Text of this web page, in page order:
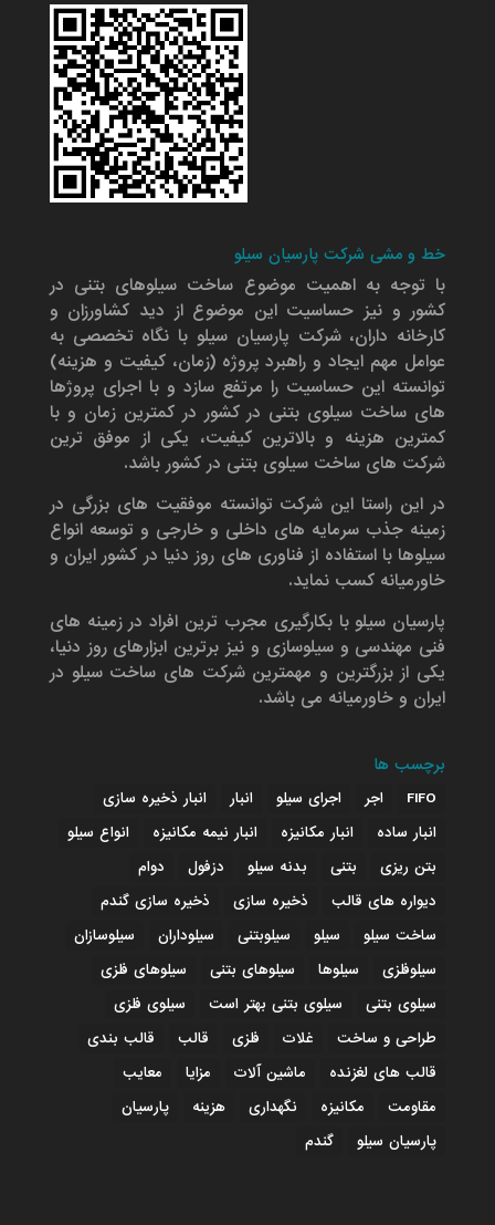
خط و مشی شرکت پارسیان سیلو
با توجه به اهمیت موضوع ساخت سیلوهای بتنی در
کشور و نیز حساسیت این موضوع از دید کشاورزان و
کارخانه داران، شرکت پارسیان سیلو با نگاه تخصصی به
عوامل مهم ایجاد و راهبرد پروژه (زمان، کیفیت و هزینه)
توانسته این حساسیت را مرتفع سازد و با اجرای پروژها
های ساخت سیلوی بتنی در کشور در کمترین زمان و با
کمترین هزینه و بالاترین کیفیت، یکی از موفق ترین
شرکت های ساخت سیلوی بتنی در کشور باشد.
در این راستا این شرکت توانسته موفقیت های بزرگی در
زمینه جذب سرمایه های داخلی و خارجی و توسعه انواع
سیلوها با استفاده از فناوری های روز دنیا در کشور ایران و
خاورمیانه کسب نماید.
پارسیان سیلو با بکارگیری مجرب ترین افراد در زمینه های
فنی مهندسی و سیلوسازی و نیز برترین ابزارهای روز دنیا،
یکی از بزرگترین و مهمترین شرکت های ساخت سیلو در
ایران و خاورمیانه می باشد.
برچسب ها
FIFO اجر اجرای سیلو انبار
انبار ذخیره سازی
انبار ساده
انبار مکانیزه انبار نیمه مکانیزه
انواع سیلو
بتن ریزی
بتنی بدنه سیلو دزفول
دوام
دیواره های قالب
ذخیره سازی
ذخیره سازی گندم
ساخت سیلو
سیلو سیلوبتنی سیلوداران
سیلوسازان
سیلوفلزی
سیلوها سیلوهای بتنی
سیلوهای فلزی
سیلوی بتنی
سیلوی بتنی بهتر است
سیلوی فلزی
طراحی و ساخت
غلات فلزی قالب
قالب بندی
قالب های لغزنده
ماشین آلات مزایا
معایب
مقاومت
مکانیزه نگهداری هزینه
پارسیان
پارسیان سیلو
گندم